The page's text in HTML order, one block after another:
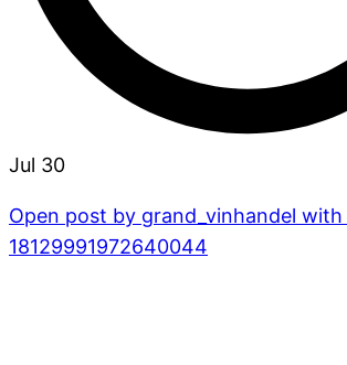
Jul 30
Open post by grand_vinhandel with
18129991972640044